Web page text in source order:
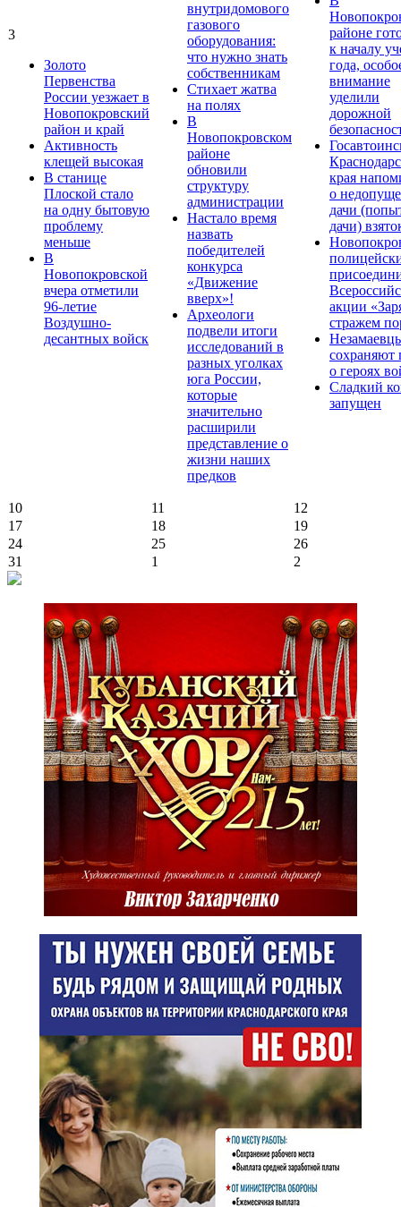
3
Золото
Первенства
России уезжает в
Новопокровский
район и край
Активность
клещей высокая
В станице
Плоской стало
на одну бытовую
проблему
меньше
В
Новопокровской
вчера отметили
96-летие
Воздушно-
десантных войск
внутридомового
газового
оборудования:
что нужно знать
собственникам
Стихает жатва
на полях
В
Новопокровском
районе
обновили
структуру
администрации
Настало время
назвать
победителей
конкурса
«Движение
вверх»!
Археологи
подвели итоги
исследований в
разных уголках
юга России,
которые
значительно
расширили
представление о
жизни наших
предков
районе
к началу
года,
внимание
уделили
дорожной
края
о
дачи
дачи)
акции
стражем
сохраняют
о героях
Сладкий
запущен
10 11
12
17
18
19
24
25
26
31
1 2